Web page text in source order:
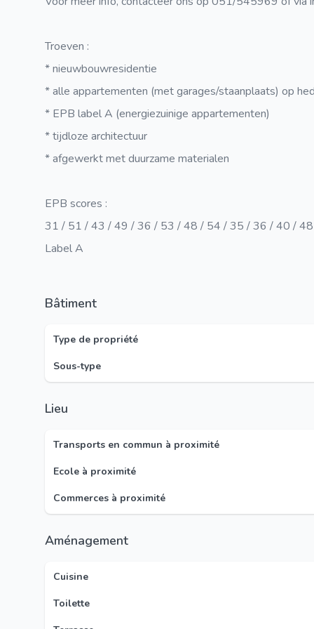
Troeven :
* nieuwbouwresidentie
* alle appartementen (met garages/staanplaats) op
* EPB label A (energiezuinige appartementen)
* tijdloze architectuur
* afgewerkt met duurzame materialen
EPB scores :
31 / 51 / 43 / 49 / 36 / 53 / 48 / 54 / 35 / 36 / 40 / 48
Label A
Bâtiment
Type de propriété
Sous-type
Lieu
Transports en commun à proximité
Ecole à proximité
Commerces à proximité
Aménagement
Cuisine
Toilette